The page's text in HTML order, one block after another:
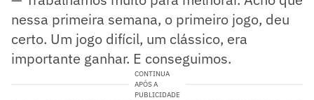
nessa primeira semana, o primeiro jogo, deu
certo. Um jogo difícil, um clássico, era
importante ganhar. E conseguimos.
CONTINUA
APÓS A
PUBLICIDADE